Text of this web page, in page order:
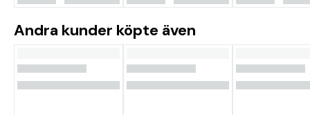
Andra kunder köpte även